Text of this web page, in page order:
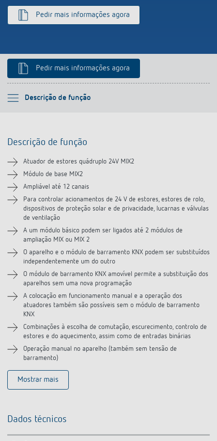
Pedir mais informações agora
Pedir mais informações agora
Descrição de função
Por favor selecione
Informação técnica
Transferências
Vídeos
Descrição de função
Atuador de estores quádruplo 24V MIX2
Módulo de base MIX2
Ampliável até 12 canais
Para controlar acionamentos de 24 V de estores, estores de rolo,
dispositivos de proteção solar e de privacidade, lucarnas e válvulas
de ventilação
A um módulo básico podem ser ligados até 2 módulos de
ampliação MIX ou MIX 2
O aparelho e o módulo de barramento KNX podem ser substituídos
independentemente um do outro
O módulo de barramento KNX amovível permite a substituição dos
aparelhos sem uma nova programação
A colocação em funcionamento manual e a operação dos
atuadores também são possíveis sem o módulo de barramento
KNX
Combinações à escolha de comutação, escurecimento, controlo de
estores e do aquecimento, assim como de entradas binárias
Operação manual no aparelho (também sem tensão de
barramento)
Mostrar mais
Dados técnicos